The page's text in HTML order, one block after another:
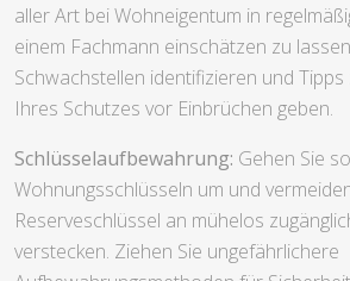
aller Art bei Wohneigentum in
einem Fachmann einschätzen zu
Schwachstellen identifizieren und
Ihres Schutzes vor Einbrüchen geben.
Schlüsselaufbewahrung: Gehen Sie
Wohnungsschlüsseln um und
Reserveschlüssel an mühelos
verstecken. Ziehen Sie ungefährlichere